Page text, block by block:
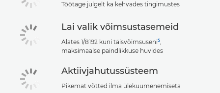
Töötage julgelt ka kehvades tingimustes
Lai valik võimsustasemeid
Alates 1/8192 kuni täisvõimsuseni5
maksimaalse paindlikkuse huvides
Aktiivjahutussüsteem
Pikemat võtted ilma ülekuumenemiseta